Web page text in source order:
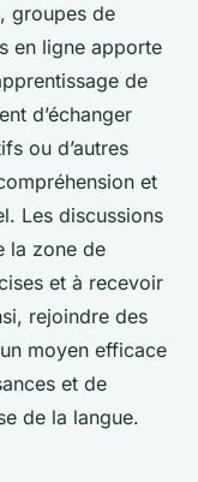
groupes de
en ligne apporte
de
d’échanger
ou d’autres
et
Les discussions
la zone de
et à recevoir
rejoindre des
moyen efficace
et de
de la langue.